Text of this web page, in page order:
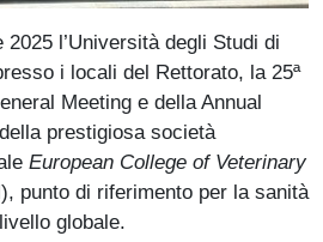
l’Università degli Studi di
i locali del Rettorato, la 25ª
Meeting e della Annual
prestigiosa società
European College of Veterinary
punto di riferimento per la sanità
globale.